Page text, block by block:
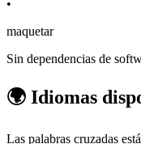
•
maquetar
Sin dependencias de
🌍 Idiomas
Las palabras cruzadas